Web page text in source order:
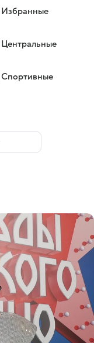
Избранные
Центральные
Спортивные